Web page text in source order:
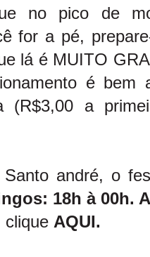
no pico de
for a pé,
lá é MUITO
é bem
(R$3,00 a
Santo andré, o
18h à 00h.
clique AQUI.